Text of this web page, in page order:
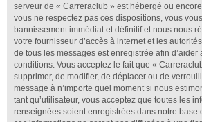
serveur de « Carreraclub » est hébergé ou
vous ne respectez pas ces dispositions, vous
bannissement immédiat et définitif et nous nous
votre fournisseur d’accès à internet et les
de tous les messages est enregistrée afin d’aider
conditions. Vous acceptez le fait que «
supprimer, de modifier, de déplacer ou de
message à n’importe quel moment si nous
tant qu’utilisateur, vous acceptez que toutes les
renseignées soient enregistrées dans notre base